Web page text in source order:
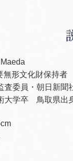
無形文化財保持
査委員・朝日新
大学卒 鳥取県